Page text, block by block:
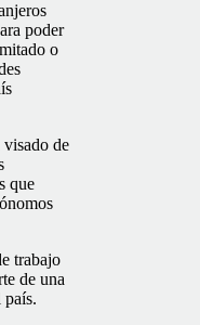
poder
o
visado de
que
trabajo
de una
país.